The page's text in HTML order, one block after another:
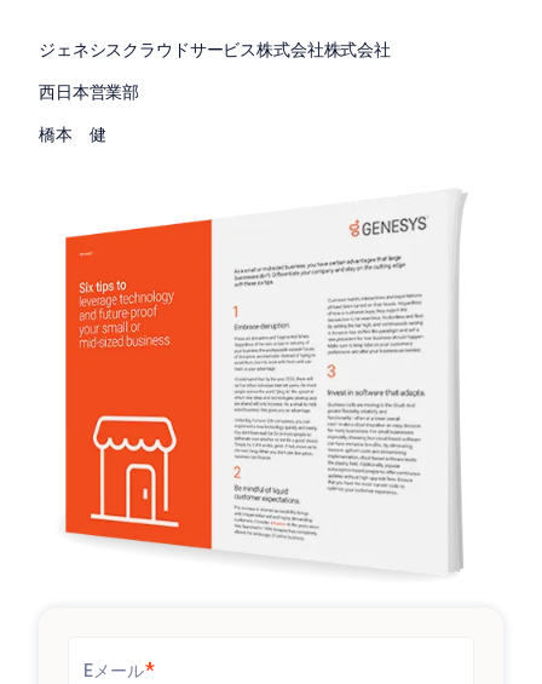
ジェネシスクラウドサービス株式会社株式会社
西日本営業部
橋本 健
Eメール*